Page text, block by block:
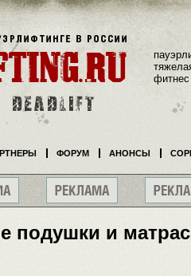
подушки и
фитнес
ФОРУМ АНОНСЫ